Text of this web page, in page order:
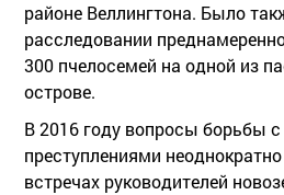
районе Веллингтона. Было
расследовании
300 пчелосемей на одной из
острове.
В 2016 году вопросы борьбы
преступлениями
встречах руководителей